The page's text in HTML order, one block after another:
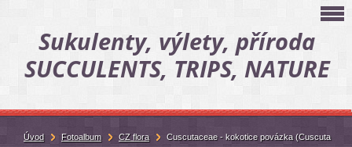
Sukulenty, výlety, příroda
SUCCULENTS, TRIPS, NATURE
Úvod Fotoalbum CZ flora
Cuscutaceae - kokotice povázka (Cuscuta